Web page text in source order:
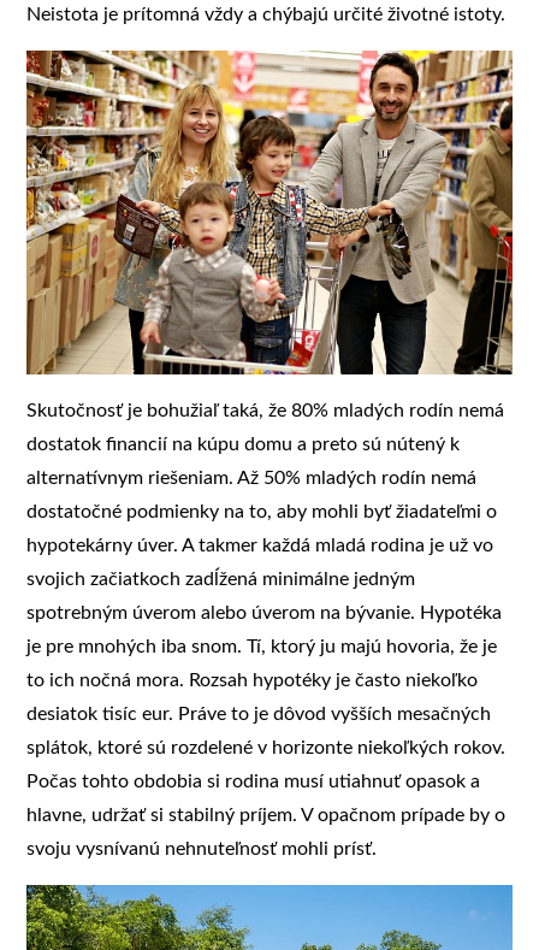
Neistota je prítomná vždy a chýbajú určité životné istoty.
Skutočnosť je bohužiaľ taká, že 80% mladých rodín nemá
dostatok financií na kúpu domu a preto sú nútený k
alternatívnym riešeniam. Až 50% mladých rodín nemá
dostatočné podmienky na to, aby mohli byť žiadateľmi o
hypotekárny úver. A takmer každá mladá rodina je už vo
svojich začiatkoch zadĺžená minimálne jedným
spotrebným úverom alebo úverom na bývanie. Hypotéka
je pre mnohých iba snom. Tí, ktorý ju majú hovoria, že je
to ich nočná mora. Rozsah hypotéky je často niekoľko
desiatok tisíc eur. Práve to je dôvod vyšších mesačných
splátok, ktoré sú rozdelené v horizonte niekoľkých rokov.
Počas tohto obdobia si rodina musí utiahnuť opasok a
hlavne, udržať si stabilný príjem. V opačnom prípade by o
svoju vysnívanú nehnuteľnosť mohli prísť.